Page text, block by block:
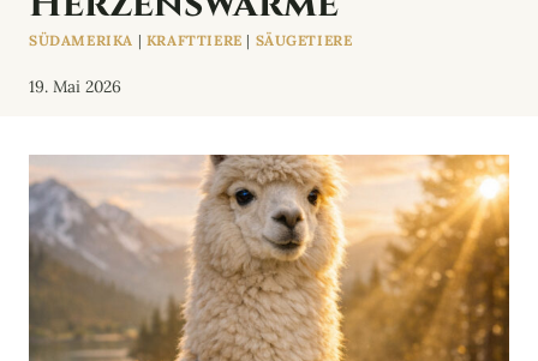
SÜDAMERIKA | KRAFTTIERE | SÄUGETIERE
19. Mai 2026